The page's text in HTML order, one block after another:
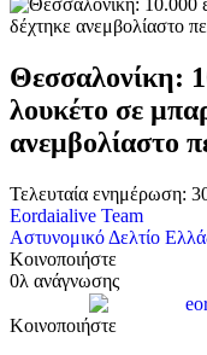
Θεσσαλονίκη:
λουκέτο σε
ανεμβολίαστο
Τελευταία ενημέρωση:
Eordaialive Team
Αστυνομικό Δελτίο
Κοινοποιήστε
0λ ανάγνωσης
Κοινοποιήστε